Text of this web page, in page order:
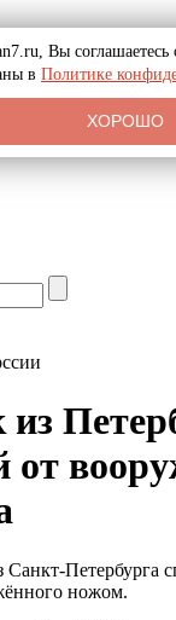
от
Петербурга
ножом.
Вы
в Политике
ХОРОШО